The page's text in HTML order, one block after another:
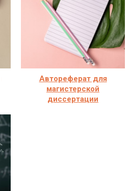
Автореферат для
магистерской
диссертации